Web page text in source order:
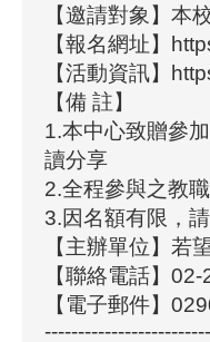
【邀請對象】本
【報名網址】
【活動資訊】
【備 註】
1.本中心致贈參
讀分享
2.全程參與之教
3.因名額有限，
【主辦單位】若
【聯絡電話】
【電子郵件】